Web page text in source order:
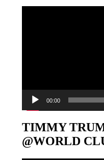
00:00
TIMMY
@WORLD